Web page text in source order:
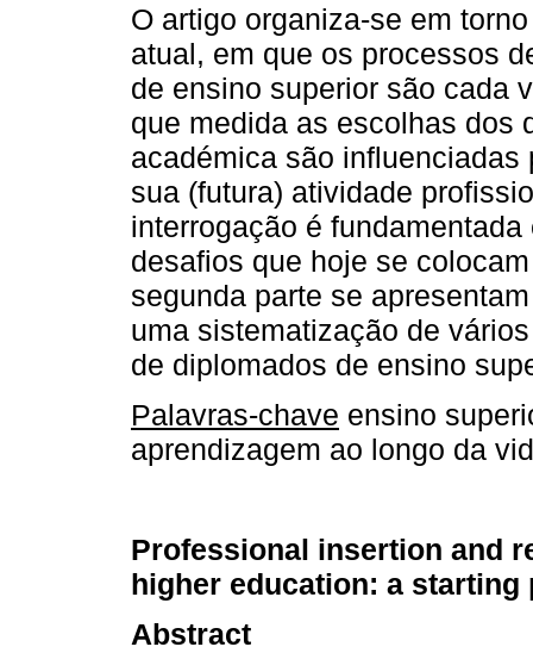
O artigo organiza-se em
atual, em que os processos
de ensino superior são cada
que medida as escolhas dos
académica são
sua (futura) atividade
interrogação é
desafios que hoje se
segunda parte se
uma sistematização de
de diplomados de ensino
Palavras-chave ensino
aprendizagem ao longo da
Professional insertion and
higher education: a
Abstract